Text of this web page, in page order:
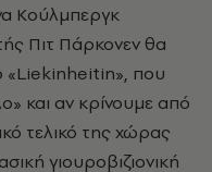
Κούλμπεργκ
Πιτ Πάρκονεν θα
«Liekinheitin», που
και αν κρίνουμε από
τελικό της χώρας
γιουροβιζιονική